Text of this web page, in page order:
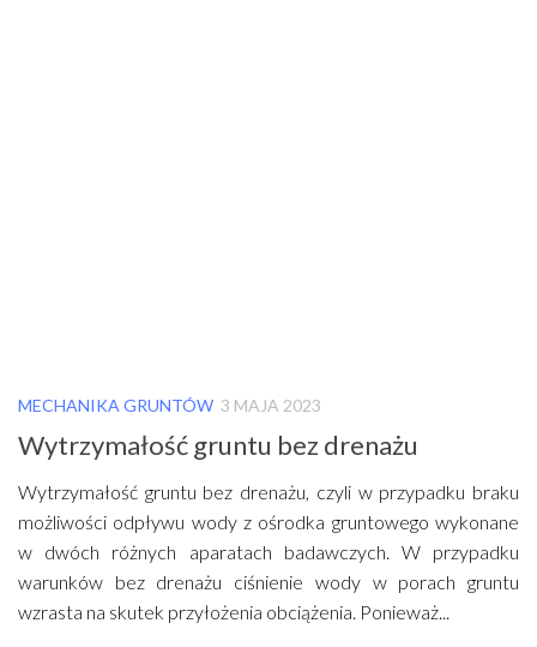
MECHANIKA GRUNTÓW 3 MAJA 2023
Wytrzymałość gruntu bez drenażu
Wytrzymałość gruntu bez drenażu, czyli w przypadku braku
możliwości odpływu wody z ośrodka gruntowego wykonane
w dwóch różnych aparatach badawczych. W przypadku
warunków bez drenażu ciśnienie wody w porach gruntu
wzrasta na skutek przyłożenia obciążenia. Ponieważ...